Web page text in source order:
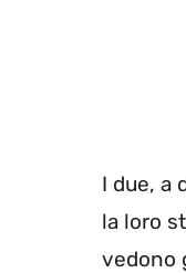
I due, a
la loro
vedono